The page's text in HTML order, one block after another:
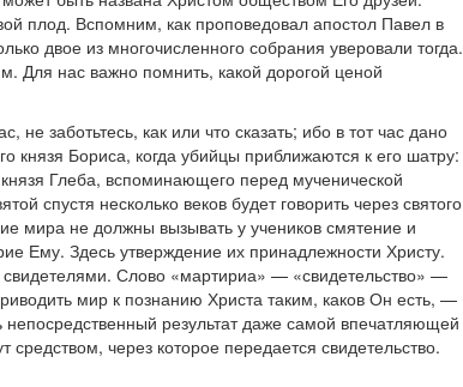
плод. Вспомним, как проповедовал апостол Павел в
двое из многочисленного собрания уверовали тогда.
Для нас важно помнить, какой дорогой ценой
заботьтесь, как или что сказать; ибо в тот час дано
князя Бориса, когда убийцы приближаются к его шатру:
Глеба, вспоминающего перед мученической
спустя несколько веков будет говорить через святого
мира не должны вызывать у учеников смятение и
Ему. Здесь утверждение их принадлежности Христу.
свидетелями. Слово «мартириа» — «свидетельство» —
мир к познанию Христа таким, каков Он есть, —
непосредственный результат даже самой впечатляющей
через которое передается свидетельство.